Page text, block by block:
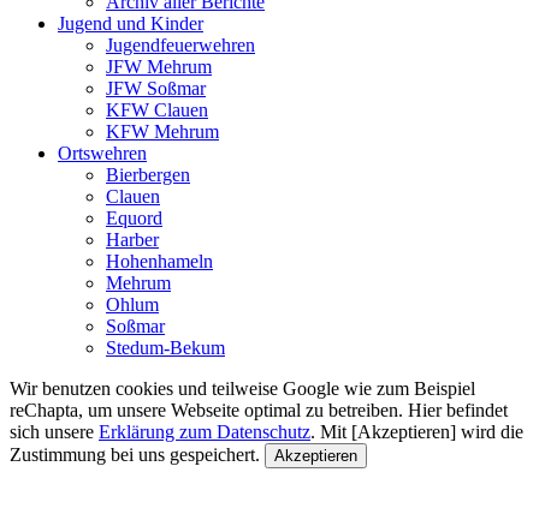
Jugend und Kinder
Jugendfeuerwehren
JFW Mehrum
JFW Soßmar
KFW Clauen
KFW Mehrum
Ortswehren
Bierbergen
Clauen
Equord
Harber
Hohenhameln
Mehrum
Ohlum
Soßmar
Stedum-Bekum
Wir benutzen cookies und teilweise Google wie zum Beispiel
reChapta, um unsere Webseite optimal zu betreiben. Hier befindet
sich unsere Erklärung zum Datenschutz. Mit [Akzeptieren] wird die
Zustimmung bei uns gespeichert.
Akzeptieren